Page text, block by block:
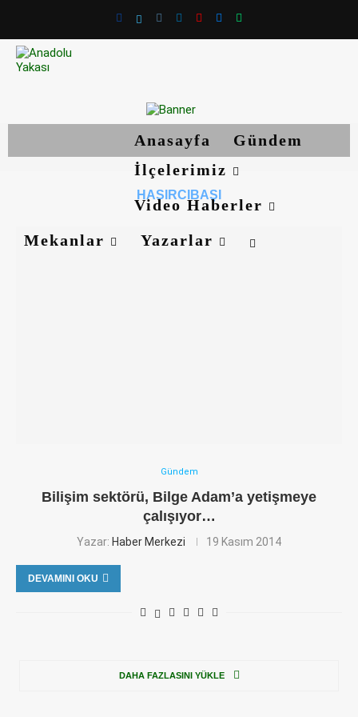
Anasayfa
Gündem
İlçelerimiz
Video Haberler
Mekanlar
Yazarlar
HASIRCIBAŞI
Gündem
Bilişim sektörü, Bilge Adam’a yetişmeye
çalışıyor…
Yazar: Haber Merkezi 19 Kasım 2014
DEVAMINI OKU
DAHA FAZLASINI YÜKLE